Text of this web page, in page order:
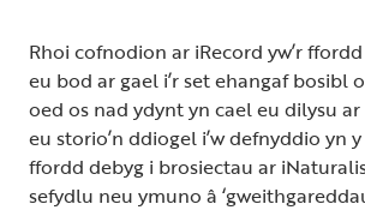
Rhoi cofnodion ar iRecord yw’r
eu bod ar gael i’r set ehangaf bosibl
oed os nad ydynt yn cael eu dilysu
eu storio’n ddiogel i’w defnyddio yn
ffordd debyg i brosiectau ar
sefydlu neu ymuno â